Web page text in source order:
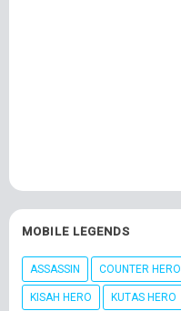
MOBILE LEGENDS
ASSASSIN COUNTER HERO
KISAH HERO KUTAS HERO